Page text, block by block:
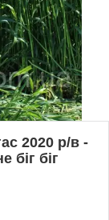
2020 р/в -
біг біг